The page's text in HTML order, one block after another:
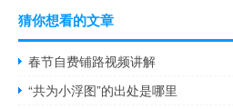
猜你想看的文章
春节自费铺路视频讲解
“共为小浮图”的出处是哪里